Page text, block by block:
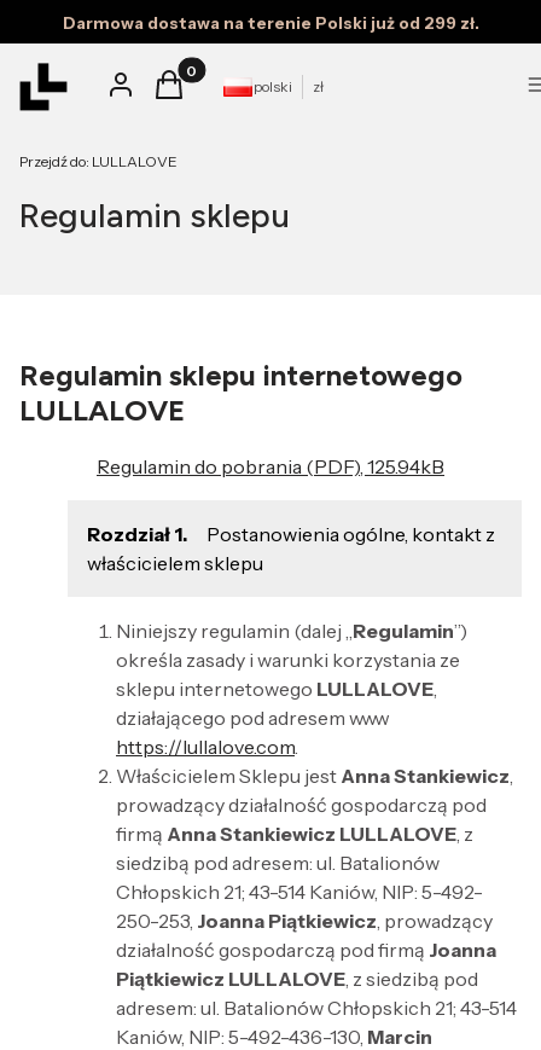
Darmowa dostawa na terenie Polski już od 299 zł.
Zaloguj sięProdukty w koszyku: 0. Zobacz szczegóły
Koszyk polski zł
Przejdź do: LULLALOVE
Regulamin sklepu
Regulamin sklepu internetowego
LULLALOVE
Regulamin do pobrania (PDF), 125.94kB
Rozdział 1.
Postanowienia ogólne, kontakt z
właścicielem sklepu
Niniejszy regulamin (dalej „ Regulamin”)
określa zasady i warunki korzystania ze
sklepu internetowego LULLALOVE
działającego pod adresem www
https://lullalove.com
Właścicielem Sklepu jest Anna Stankiewicz
prowadzący działalność gospodarczą pod
firmą Anna Stankiewicz LULLALOVE , z
siedzibą pod adresem: ul. Batalionów
Chłopskich 21; 43-514 Kaniów, NIP: 5-492-
250-253 Joanna Piątkiewicz , prowadzący
działalność gospodarczą pod firmą Joanna
Piątkiewicz LULLALOVE , z siedzibą pod
adresem: ul. Batalionów Chłopskich 21; 43-514
Kaniów, NIP: 5-492-436-130 Marcin